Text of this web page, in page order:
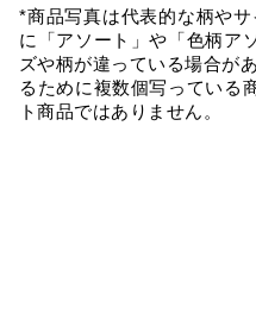
*商品写真は代表的な柄や
に「アソート」や「色柄ア
ズや柄が違っている場合が
るために複数個写っている
ト商品ではありません。